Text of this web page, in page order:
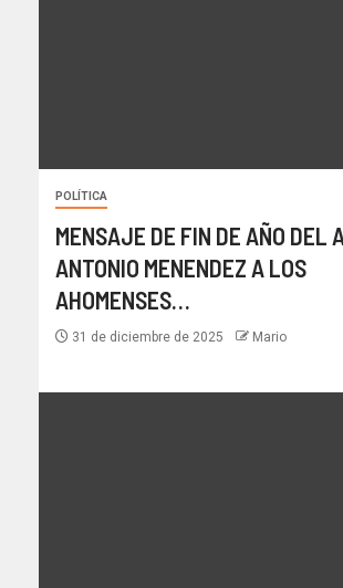
POLÍTICA
MENSAJE DE FIN DE AÑO DEL
ANTONIO MENENDEZ A LOS
AHOMENSES…
31 de diciembre de 2025 Mario